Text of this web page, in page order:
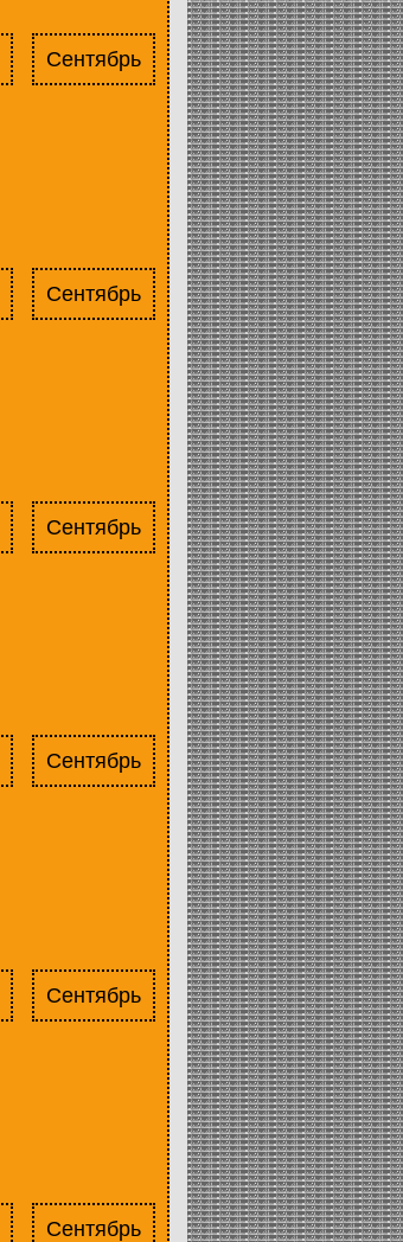
Сентябрь
Сентябрь
Сентябрь
Сентябрь
Сентябрь
Сентябрь